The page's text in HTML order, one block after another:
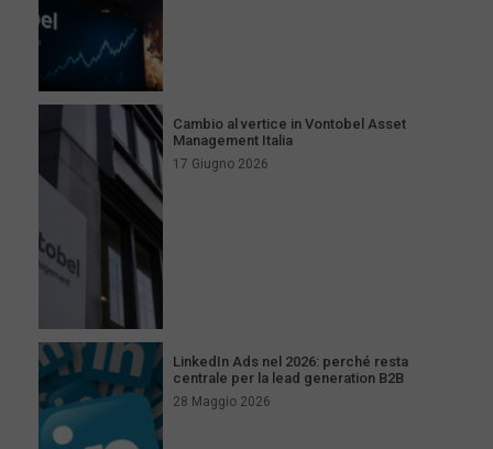
Cambio al vertice in Vontobel Asset
Management Italia
17 Giugno 2026
LinkedIn Ads nel 2026: perché resta
centrale per la lead generation B2B
28 Maggio 2026